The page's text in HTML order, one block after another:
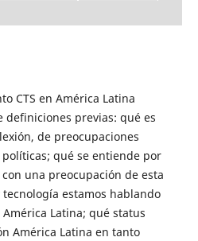
CTS en América Latina
definiciones previas: qué es
de preocupaciones
qué se entiende por
una preocupación de esta
estamos hablando
Latina; qué status
América Latina en tanto